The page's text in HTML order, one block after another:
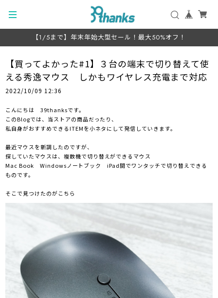
【1/5まで】年末年始大型セール！最大50%オフ！
【買ってよかった#1】３台の端末で切り替えて使
える秀逸マウス しかもワイヤレス充電まで対応
2022/10/09 12:36
こんにちは 39thanksです。
このBlogでは、当ストアの商品だったり、
私自身がおすすめできるITEMを小ネタにして発信していきます。
最近マウスを新調したのですが、
探していたマウスは、複数機で切り替えができるマウス
Mac Book Windowsノートブック iPad間でワンタッチで切り替えできる
ものです。
そこで見つけたのがこちら